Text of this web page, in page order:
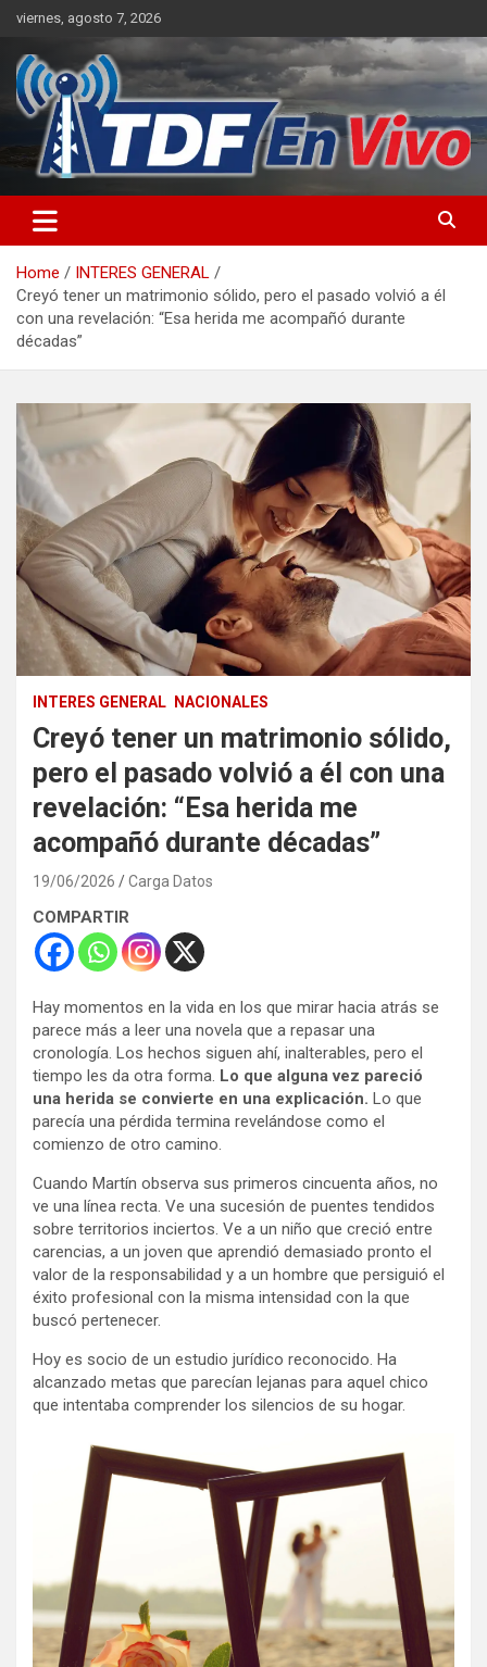
Skip
content
viernes, agosto 7, 2026
Home
INTERES GENERAL
Creyó tener un matrimonio sólido, pero el pasado volvió a él
con una revelación: “Esa herida me acompañó durante
décadas”
INTERES GENERAL NACIONALES
Creyó tener un matrimonio sólido,
pero el pasado volvió a él con una
revelación: “Esa herida me
acompañó durante décadas”
19/06/2026 Carga Datos
COMPARTIR
Hay momentos en la vida en los que mirar hacia atrás se
parece más a leer una novela que a repasar una
cronología. Los hechos siguen ahí, inalterables, pero el
tiempo les da otra forma. Lo que alguna vez pareció
una herida se convierte en una explicación. Lo que
parecía una pérdida termina revelándose como el
comienzo de otro camino.
Cuando Martín observa sus primeros cincuenta años, no
ve una línea recta. Ve una sucesión de puentes tendidos
sobre territorios inciertos. Ve a un niño que creció entre
carencias, a un joven que aprendió demasiado pronto el
valor de la responsabilidad y a un hombre que persiguió el
éxito profesional con la misma intensidad con la que
buscó pertenecer.
Hoy es socio de un estudio jurídico reconocido. Ha
alcanzado metas que parecían lejanas para aquel chico
que intentaba comprender los silencios de su hogar.